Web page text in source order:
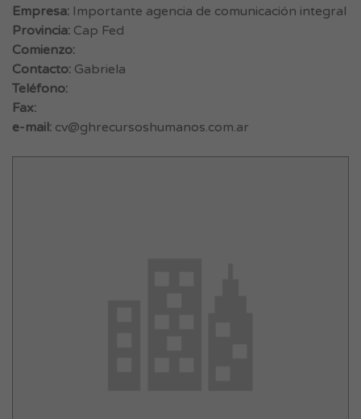
Empresa: Importante agencia de comunicación integral
Provincia: Cap Fed
Comienzo:
Contacto: Gabriela
Teléfono:
Fax:
e-mail: cv@ghrecursoshumanos.com.ar